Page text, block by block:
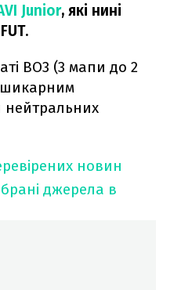
Junior, які нині
BO3 (3 мапи до 2
шикарним
нейтральних
новин
джерела в